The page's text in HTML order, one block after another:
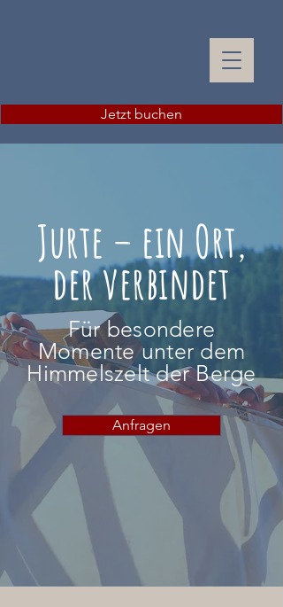
Jetzt buchen
Jurte – ein Ort,
der verbindet
Für besondere
Momente unter dem
Himmelszelt der Berge
Anfragen